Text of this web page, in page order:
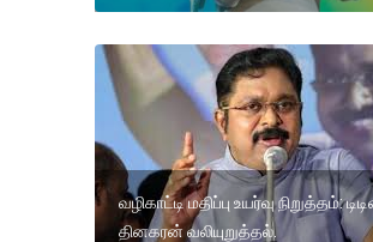
வழிகாட்டி மதிப்பு உயர்வு நிறுத்தம்:
தினகரன் வலியுறுத்தல்.